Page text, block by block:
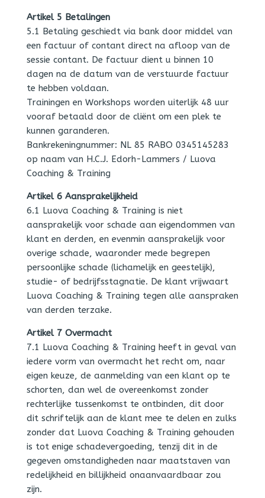
Artikel 5 Betalingen
5.1 Betaling geschiedt via bank door middel van
een factuur of contant direct na afloop van de
sessie contant. De factuur dient u binnen 10
dagen na de datum van de verstuurde factuur
te hebben voldaan.
Trainingen en Workshops worden uiterlijk 48 uur
vooraf betaald door de cliënt om een plek te
kunnen garanderen.
Bankrekeningnummer: NL 85 RABO 0345145283
op naam van H.C.J. Edorh-Lammers / Luova
Coaching & Training
Artikel 6 Aansprakelijkheid
6.1 Luova Coaching & Training is niet
aansprakelijk voor schade aan eigendommen van
klant en derden, en evenmin aansprakelijk voor
overige schade, waaronder mede begrepen
persoonlijke schade (lichamelijk en geestelijk),
studie- of bedrijfsstagnatie. De klant vrijwaart
Luova Coaching & Training tegen alle aanspraken
van derden terzake.
Artikel 7 Overmacht
7.1 Luova Coaching & Training heeft in geval van
iedere vorm van overmacht het recht om, naar
eigen keuze, de aanmelding van een klant op te
schorten, dan wel de overeenkomst zonder
rechterlijke tussenkomst te ontbinden, dit door
dit schriftelijk aan de klant mee te delen en zulks
zonder dat Luova Coaching & Training gehouden
is tot enige schadevergoeding, tenzij dit in de
gegeven omstandigheden naar maatstaven van
redelijkheid en billijkheid onaanvaardbaar zou
zijn.